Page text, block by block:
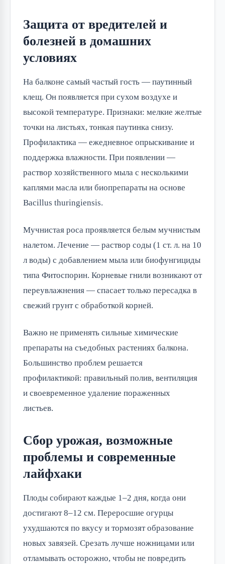
Защита от вредителей и
болезней в домашних
условиях
На балконе самый частый гость — паутинный
клещ. Он появляется при сухом воздухе и
высокой температуре. Признаки: мелкие желтые
точки на листьях, тонкая паутинка снизу.
Профилактика — ежедневное опрыскивание и
поддержка влажности. При появлении —
раствор хозяйственного мыла с несколькими
каплями масла или биопрепараты на основе
Bacillus thuringiensis.
Мучнистая роса проявляется белым мучнистым
налетом. Лечение — раствор соды (1 ст. л. на 10
л воды) с добавлением мыла или биофунгициды
типа Фитоспорин. Корневые гнили возникают от
переувлажнения — спасает только пересадка в
свежий грунт с обработкой корней.
Важно не применять сильные химические
препараты на съедобных растениях балкона.
Большинство проблем решается
профилактикой: правильный полив, вентиляция
и своевременное удаление пораженных
листьев.
Сбор урожая, возможные
проблемы и современные
лайфхаки
Плоды собирают каждые 1–2 дня, когда они
достигают 8–12 см. Переросшие огурцы
ухудшаются по вкусу и тормозят образование
новых завязей. Срезать лучше ножницами или
отламывать осторожно, чтобы не повредить